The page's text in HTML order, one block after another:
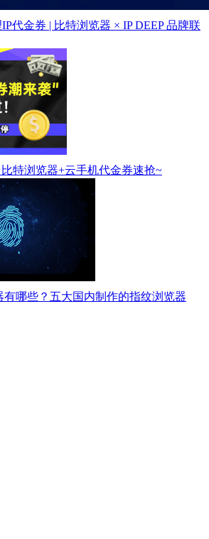
代金券 | 比特浏览器 × IP DEEP 品牌联
特浏览器+云手机代金券速抢~
有哪些？五大国内制作的指纹浏览器